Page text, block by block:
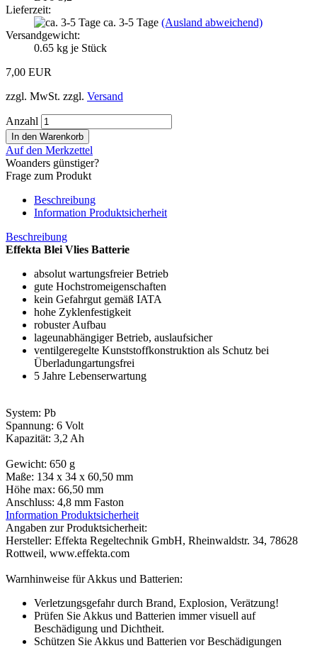
Lieferzeit:
ca. 3-5 Tage (Ausland abweichend)
Versandgewicht:
0.65 kg je Stück
7,00 EUR
zzgl. MwSt. zzgl. Versand
Anzahl
Auf den Merkzettel
Woanders günstiger?
Frage zum Produkt
Beschreibung
Information Produktsicherheit
Beschreibung
Effekta Blei Vlies Batterie
absolut wartungsfreier Betrieb
gute Hochstromeigenschaften
kein Gefahrgut gemäß IATA
hohe Zyklenfestigkeit
robuster Aufbau
lageunabhängiger Betrieb, auslaufsicher
ventilgeregelte Kunststoffkonstruktion als Schutz bei
Überladungartungsfrei
5 Jahre Lebenserwartung
System: Pb
Spannung: 6 Volt
Kapazität: 3,2 Ah
Gewicht: 650 g
Maße: 134 x 34 x 60,50 mm
Höhe max: 66,50 mm
Anschluss: 4,8 mm Faston
Information Produktsicherheit
Angaben zur Produktsicherheit:
Hersteller: Effekta Regeltechnik GmbH, Rheinwaldstr. 34, 78628
Rottweil, www.effekta.com
Warnhinweise für Akkus und Batterien:
Verletzungsgefahr durch Brand, Explosion, Verätzung!
Prüfen Sie Akkus und Batterien immer visuell auf
Beschädigung und Dichtheit.
Schützen Sie Akkus und Batterien vor Beschädigungen